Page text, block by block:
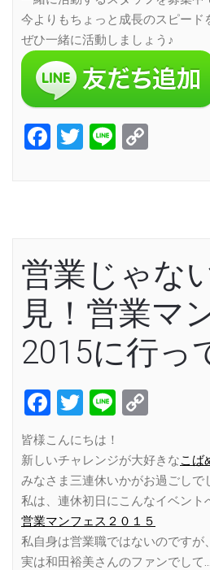
今よりもちょっと成長のスピード
ぜひ一緒に活動しましょう♪
Facebook
Twitter
Line
営業じゃな
見！営業マ
2015に行っ
Facebook
Twitter
Line
皆様こんにちは！
新しいチャレンジが大好きなこば
みなさま三連休いかがお過ごしで
私は、連休初日にこんなイベント
営業マンフェス２０１５
私自身は営業職ではないのですが、
実は和田裕美さんのファンでして…